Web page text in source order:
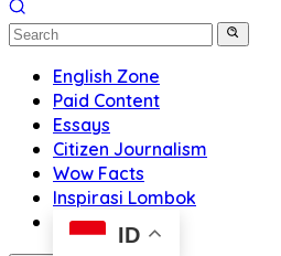
English Zone
Paid Content
Essays
Citizen Journalism
Wow Facts
Inspirasi Lombok
ID